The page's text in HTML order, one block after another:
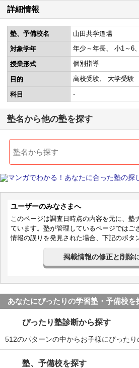
詳細情報
塾、予備校名
山田共学道場
対象学年
年少～年長 小1～6
授業形式 個別指導
目的 高校受験 大学受験
科目 -
塾名から他の塾を探す
ユーザーのみなさまへ
このページは調査日時点の内容を元に、塾
ています。塾が管理しているページではご
情報の誤りを発見された場合、下記のボタ
掲載情報の修正と削除
あなたにぴったりの学習塾・予備校を
ぴったり塾診断から探す
512のパターンの中からお子様にぴったり
塾、予備校を探す